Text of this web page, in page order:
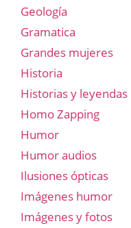
Geología
Gramatica
Grandes mujeres
Historia
Historias y leyendas
Homo Zapping
Humor
Humor audios
Ilusiones ópticas
Imágenes humor
Imágenes y fotos